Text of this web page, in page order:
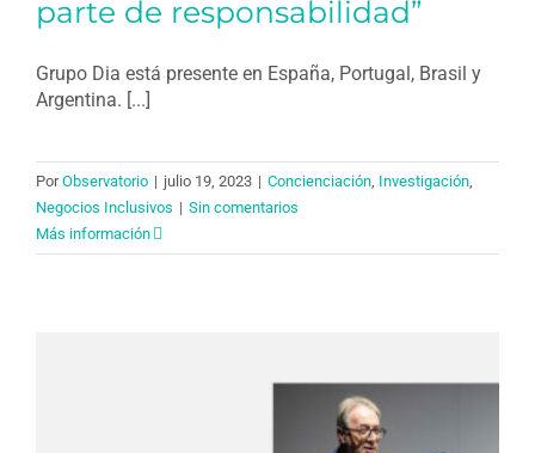
parte de responsabilidad”
Grupo Dia está presente en España, Portugal, Brasil y
Argentina. [...]
PorObservatorio | julio 19, 2023 | Concienciación, Investigación,
Negocios Inclusivos | Sin comentarios
Más información